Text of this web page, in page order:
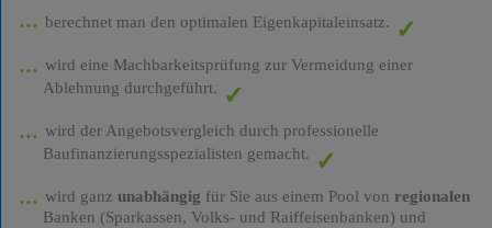
berechnet man den optimalen Eigenkapitaleinsatz.
wird eine Machbarkeitsprüfung zur Vermeidung einer
Ablehnung durchgeführt.
wird der Angebotsvergleich durch professionelle
Baufinanzierungsspezialisten gemacht.
wird ganz unabhängig für Sie aus einem Pool von regionalen
Banken (Sparkassen, Volks- und Raiffeisenbanken) und